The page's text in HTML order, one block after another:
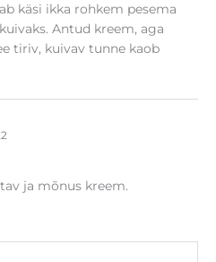
käsi ikka rohkem pesema
Antud kreem, aga
tiriv, kuivav tunne kaob
ja mõnus kreem.